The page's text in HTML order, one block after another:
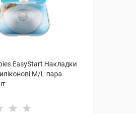
EasyStart Накладки
M/L пара